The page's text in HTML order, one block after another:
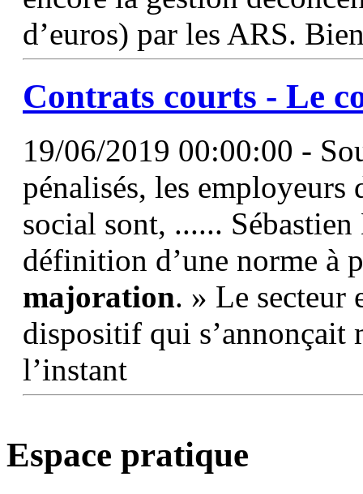
d’euros) par les ARS.
Contrats courts - Le
19/06/2019 00:00:00 -
pénalisés, les employeurs
social sont, ......
définition d’une norme à
majoration. » Le secteur
dispositif qui
l’instant
Espace pratique